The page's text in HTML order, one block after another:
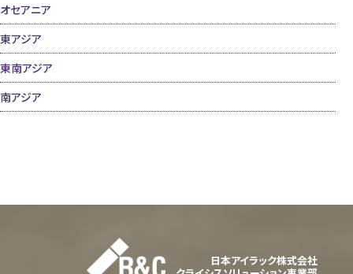
オセアニア
東アジア
東南アジア
南アジア
日本アイラック株式会社